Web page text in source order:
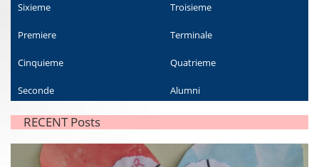
Sixieme Troisieme
Premiere Terminale
Cinquieme Quatrieme
Seconde Alumni
RECENT Posts